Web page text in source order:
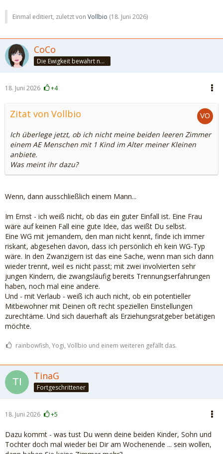
Einmal editiert, zuletzt von Vollbio (18. Juni 2026)
CoCo
Die Ewigkeit bewahrt nur die Liebe, weil sie von gleicher Natur ist. ~Khalil Gibran~
18. Juni 2026 +4
Zitat von Vollbio
Ich überlege jetzt, ob ich nicht meine beiden leeren Zimmer
einem AE Menschen mit 1 Kind im Alter meiner Kleinen
anbiete.
Was meint ihr dazu?
Wenn, dann ausschließlich einem Mann...
Im Ernst - ich weiß nicht, ob das ein guter Einfall ist. Eine Frau
wäre auf keinen Fall eine gute Idee, das weißt Du selbst.
Eine WG mit jemandem, den man nicht kennt, finde ich immer
riskant, abgesehen davon, dass ich persönlich eh kein WG-Typ
wäre. In den Zwanzigern ist das eine Sache, wenn man sich dann
wieder trennt, weil es nicht passt; mit zwei involvierten sehr
jungen Kindern, die zwangsläufig bereits Trennungserfahrungen
haben, noch mal eine andere.
Und - mit Verlaub - weiß ich auch nicht, ob ein potentieller
Mitbewohner mit Deinen oft recht speziellen Einstellungen
zurechtäme. Und sich dauerhaft als Erziehungsratgeber betätigen
möchte.
rainbowfish, Yogi, Vollbio und einem weiteren gefällt das.
TinaG
Fortgeschrittener
18. Juni 2026 +5
Dazu kommt - was tust Du wenn deine beiden Kinder, Sohn und
Tochter doch mal wieder bei Dir am Wochenende ... sein wollen,